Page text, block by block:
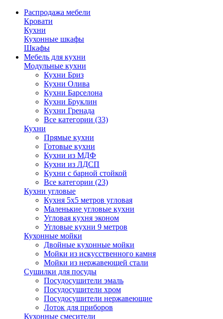
Распродажа мебели
Кровати
Кухни
Кухонные шкафы
Шкафы
Мебель для кухни
Модульные кухни
Кухни Бриз
Кухни Олива
Кухни Барселона
Кухни Бруклин
Кухни Гренада
Все категории (33)
Кухни
Прямые кухни
Готовые кухни
Кухни из МДФ
Кухни из ЛДСП
Кухни с барной стойкой
Все категории (23)
Кухни угловые
Кухня 5х5 метров угловая
Маленькие угловые кухни
Угловая кухня эконом
Угловые кухни 9 метров
Кухонные мойки
Двойные кухонные мойки
Мойки из искусственного камня
Мойки из нержавеющей стали
Сушилки для посуды
Посудосушители эмаль
Посудосушители хром
Посудосушители нержавеющие
Лоток для приборов
Кухонные смесители